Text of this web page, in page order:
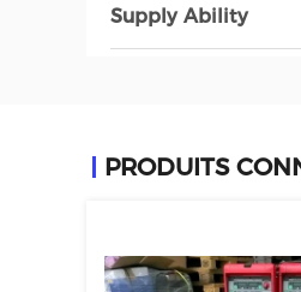
Supply Ability
PRODUITS